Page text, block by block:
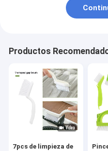
Productos
7pcs de limpieza de